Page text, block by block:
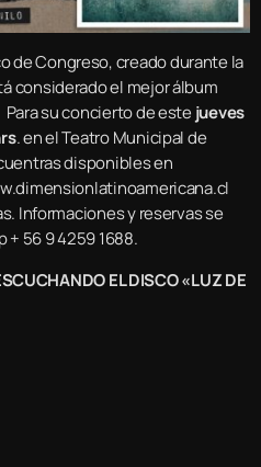
de Congreso, creado durante la
considerado el mejor álbum
su concierto de este jueves
. en el Teatro Municipal de
disponibles en
Informaciones y reservas se
56 9 4259 1688.
EL DISCO «LUZ DE